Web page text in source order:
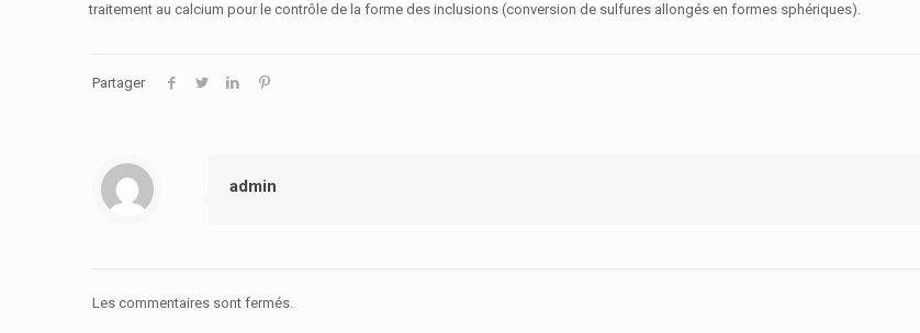
traitement au calcium pour le contrôle de la forme des inclusions (conversion de sulfures allongés en formes sphériques).
Partager
admin
Les commentaires sont fermés.